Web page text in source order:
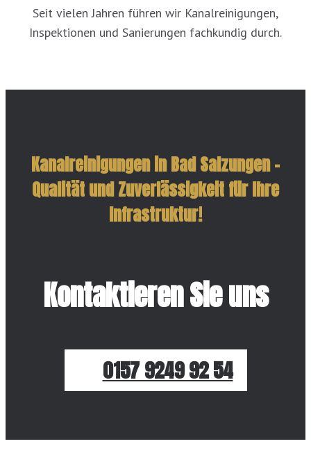
Seit vielen Jahren führen wir Kanalreinigungen,
Inspektionen und Sanierungen fachkundig durch.
Kanalreinigungen in Bad Salzungen –
Qualität und Zuverlässigkeit für Ihre
Infrastruktur!
Kontaktieren Sie uns
0157 9249 92 54